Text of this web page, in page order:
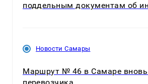
поддельным документам об
Новости Самары
Маршрут № 46 в Самаре вновь